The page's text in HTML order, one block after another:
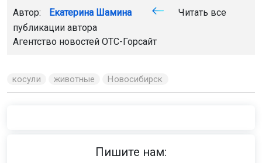
Автор: Екатерина Шамина
Читать все
публикации автора
Агентство новостей ОТС-Горсайт
косули животные Новосибирск
Пишите нам: